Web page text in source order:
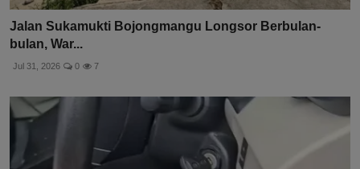
Jalan Sukamukti Bojongmangu Longsor Berbulan-
bulan, War...
Jul 31, 2026 0 7